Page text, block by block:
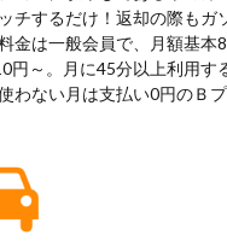
チするだけ！返却の際もガ
金は一般会員で、月額基本
円～。月に45分以上利用す
わない月は支払い0円のＢ